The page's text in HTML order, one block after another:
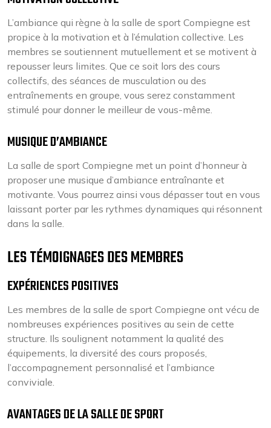
L’ambiance qui règne à la salle de sport Compiegne est
propice à la motivation et à l’émulation collective. Les
membres se soutiennent mutuellement et se motivent à
repousser leurs limites. Que ce soit lors des cours
collectifs, des séances de musculation ou des
entraînements en groupe, vous serez constamment
stimulé pour donner le meilleur de vous-même.
MUSIQUE D’AMBIANCE
La salle de sport Compiegne met un point d’honneur à
proposer une musique d’ambiance entraînante et
motivante. Vous pourrez ainsi vous dépasser tout en vous
laissant porter par les rythmes dynamiques qui résonnent
dans la salle.
LES TÉMOIGNAGES DES MEMBRES
EXPÉRIENCES POSITIVES
Les membres de la salle de sport Compiegne ont vécu de
nombreuses expériences positives au sein de cette
structure. Ils soulignent notamment la qualité des
équipements, la diversité des cours proposés,
l’accompagnement personnalisé et l’ambiance
conviviale.
AVANTAGES DE LA SALLE DE SPORT